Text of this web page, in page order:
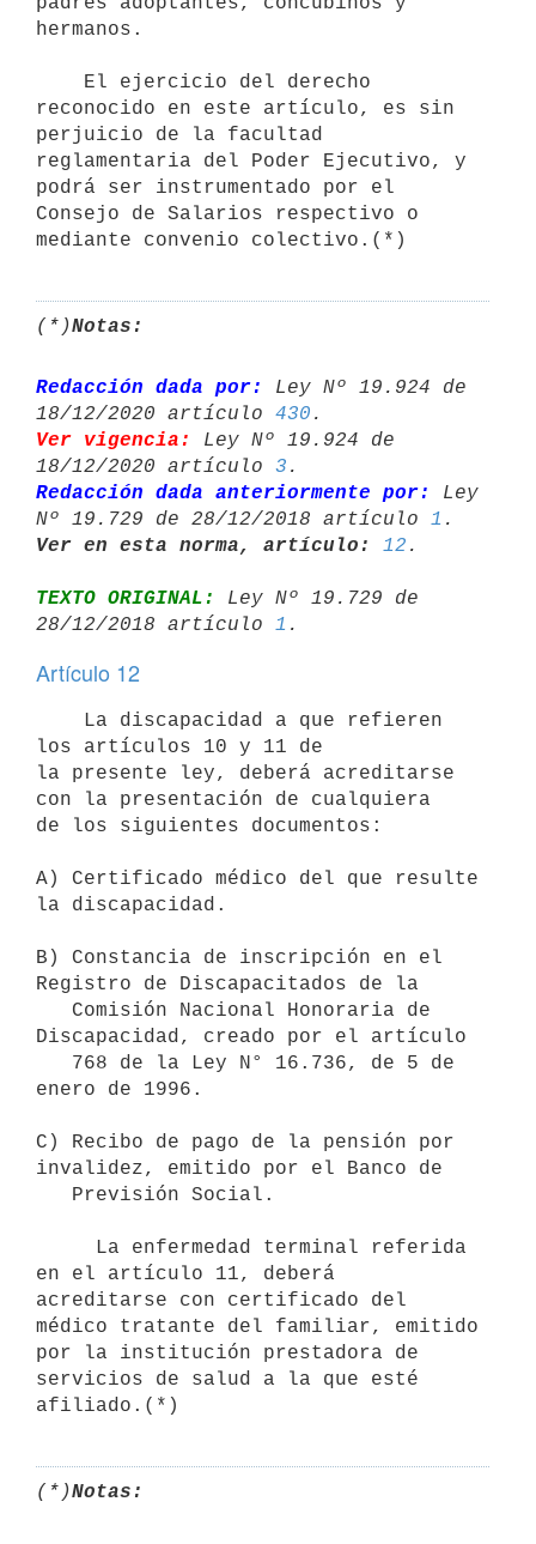
hermanos.
reconocido en este artículo, es sin
perjuicio de la facultad
reglamentaria del Poder Ejecutivo, y
podrá ser instrumentado por el
Consejo de Salarios respectivo o
(*)Notas:
Redacción dada por:
Ley Nº 19.924 de
18/12/2020 artículo 430
Ver vigencia:
Ley Nº 19.924 de
18/12/2020 artículo 3
Redacción dada anteriormente por:
Ley
Nº 19.729 de 28/12/2018 artículo 1
Ver en esta norma, artículo:
12
TEXTO ORIGINAL:
Ley Nº 19.729 de
28/12/2018 artículo 1
Artículo 12
los artículos 10 y 11 de
la presente ley, deberá acreditarse
con la presentación de cualquiera
de los siguientes documentos:
A) Certificado médico del que resulte
la discapacidad.
B) Constancia de inscripción en el
Registro de Discapacitados de la
Discapacidad, creado por el artículo
enero de 1996.
C) Recibo de pago de la pensión por
invalidez, emitido por el Banco de
en el artículo 11, deberá
acreditarse con certificado del
médico tratante del familiar, emitido
por la institución prestadora de
servicios de salud a la que esté
(*)Notas: